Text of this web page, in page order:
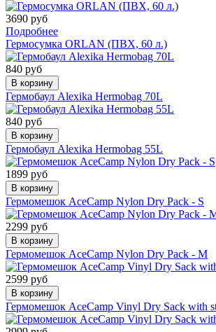
3690 руб
Подробнее
Гермосумка ORLAN (ПВХ, 60 л.)
840 руб
В корзину
Гермобаул Alexika Hermobag 70L
840 руб
В корзину
Гермобаул Alexika Hermobag 55L
1899 руб
В корзину
Гермомешок AceCamp Nylon Dry Pack - S
2299 руб
В корзину
Гермомешок AceCamp Nylon Dry Pack - M
2599 руб
В корзину
Гермомешок AceCamp Vinyl Dry Sack with